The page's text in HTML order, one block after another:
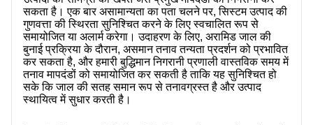
सकता है। एक बार असामान्यता का पता चलने पर, सिस्टम उत्पाद की
गुणवत्ता की स्थिरता सुनिश्चित करने के लिए स्वचालित रूप से
समायोजित या अलार्म करेगा। उदाहरण के लिए, अरामिड जाल की
बुनाई प्रक्रिया के दौरान, असमान तनाव तन्यता प्रदर्शन को प्रभावित
कर सकता है, और हमारी बुद्धिमान निगरानी प्रणाली वास्तविक समय में
तनाव मापदंडों को समायोजित कर सकती है ताकि यह सुनिश्चित हो
सके कि जाल की सतह समान रूप से तनावग्रस्त है और उत्पाद
स्थायित्व में सुधार करती है।